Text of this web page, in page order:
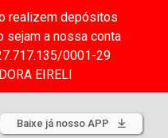
realizem depósitos
sejam a nossa conta
0001-29
EIRELI
Baixe já nosso APP